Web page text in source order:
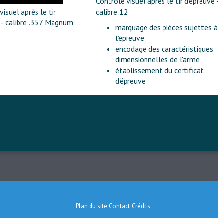
après le tir
calibre .357 Magnum
calibre 12
marquage des pièces sujettes à
l'épreuve
encodage des caractéristiques
dimensionnelles de l'arme
établissement du certificat
d'épreuve
Plan du site Contact Crédits